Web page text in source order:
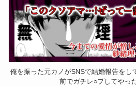
俺を振った元カノがSNSで結婚報告をし
前でガチレ○プしてやっ